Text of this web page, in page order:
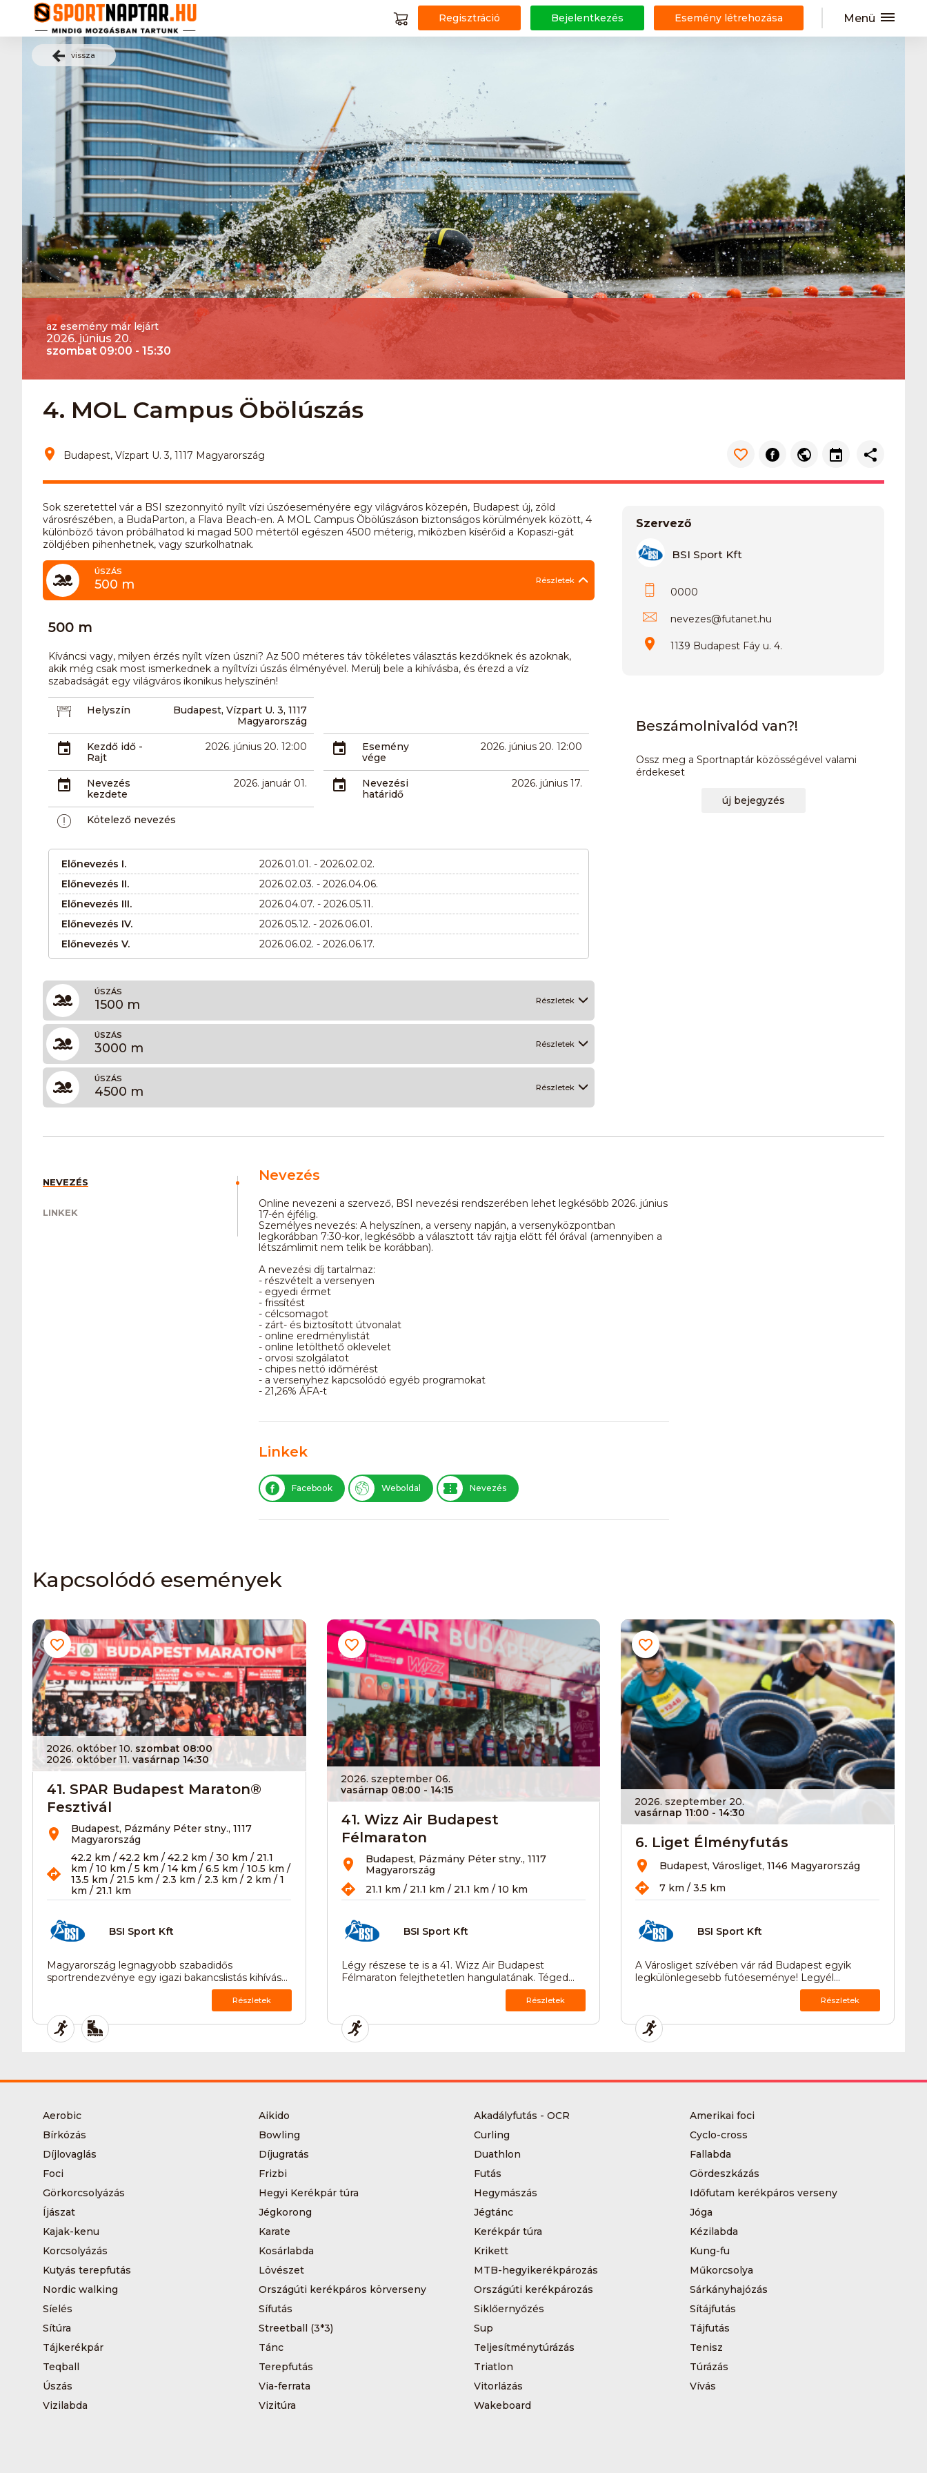
Regisztráció Bejelentkezés Esemény létrehozása Menü
vissza
az esemény már lejárt
2026. június 20.
szombat 09:00 - 15:30
4. MOL Campus Öbölúszás
Budapest, Vízpart U. 3, 1117 Magyarország
Sok szeretettel vár a BSI szezonnyitó nyílt vízi úszóeseményére egy világváros közepén, Budapest új, zöld
városrészében, a BudaParton, a Flava Beach-en. A MOL Campus Öbölúszáson biztonságos körülmények között, 4
különböző távon próbálhatod ki magad 500 métertől egészen 4500 méterig, miközben kísérőid a Kopaszi-gát
zöldjében pihenhetnek, vagy szurkolhatnak.
ÚSZÁS
500 m Részletek
500 m
Kíváncsi vagy, milyen érzés nyílt vízen úszni? Az 500 méteres táv tökéletes választás kezdőknek és azoknak,
akik még csak most ismerkednek a nyíltvízi úszás élményével. Merülj bele a kihívásba, és érezd a víz
szabadságát egy világváros ikonikus helyszínén!
Helyszín
Budapest, Vízpart U. 3, 1117
Magyarország
Kezdő idő -
Rajt
2026. június 20. 12:00
Esemény
vége
2026. június 20. 12:00
Nevezés
kezdete
2026. január 01.
Nevezési
határidő
2026. június 17.
Kötelező nevezés
Előnevezés I.
2026.01.01. - 2026.02.02.
Előnevezés II.
2026.02.03. - 2026.04.06.
Előnevezés III.
2026.04.07. - 2026.05.11.
Előnevezés IV.
2026.05.12. - 2026.06.01.
Előnevezés V.
2026.06.02. - 2026.06.17.
ÚSZÁS
1500 m Részletek
ÚSZÁS
3000 m Részletek
ÚSZÁS
4500 m Részletek
Szervező
BSI Sport Kft
0000
nevezes@futanet.hu
1139 Budapest Fáy u. 4.
Beszámolnivalód van?!
Ossz meg a Sportnaptár közösségével valami
érdekeset
új bejegyzés
NEVEZÉS
LINKEK
Nevezés
Online nevezeni a szervező, BSI nevezési rendszerében lehet legkésőbb 2026. június
17-én éjfélig.
Személyes nevezés: A helyszínen, a verseny napján, a versenyközpontban
legkorábban 7:30-kor, legkésőbb a választott táv rajtja előtt fél órával (amennyiben a
létszámlimit nem telik be korábban).
A nevezési díj tartalmaz:
- részvételt a versenyen
- egyedi érmet
- frissítést
- célcsomagot
- zárt- és biztosított útvonalat
- online eredménylistát
- online letölthető oklevelet
- orvosi szolgálatot
- chipes nettó időmérést
- a versenyhez kapcsolódó egyéb programokat
- 21,26% ÁFA-t
Linkek
Facebook Weboldal Nevezés
Kapcsolódó események
2026. október 10. szombat 08:00
2026. október 11. vasárnap 14:30
41. SPAR Budapest Maraton®
Fesztivál
Budapest, Pázmány Péter stny., 1117
Magyarország
42.2 km / 42.2 km / 42.2 km / 30 km / 21.1
km / 10 km / 5 km / 14 km / 6.5 km / 10.5 km /
13.5 km / 21.5 km / 2.3 km / 2.3 km / 2 km / 1
km / 21.1 km
BSI Sport Kft
Magyarország legnagyobb szabadidős
sportrendezvénye egy igazi bakancslistás kihívás...
Részletek
2026. szeptember 06.
vasárnap 08:00 - 14:15
41. Wizz Air Budapest
Félmaraton
Budapest, Pázmány Péter stny., 1117
Magyarország
21.1 km / 21.1 km / 21.1 km / 10 km
BSI Sport Kft
Légy részese te is a 41. Wizz Air Budapest
Félmaraton felejthetetlen hangulatának. Téged...
Részletek
2026. szeptember 20.
vasárnap 11:00 - 14:30
6. Liget Élményfutás
Budapest, Városliget, 1146 Magyarország
7 km / 3.5 km
BSI Sport Kft
A Városliget szívében vár rád Budapest egyik
legkülönlegesebb futóeseménye! Legyél...
Részletek
Aerobic Aikido Akadályfutás - OCR
Amerikai foci
Bírkózás
Bowling Curling
Cyclo-cross
Díjlovaglás
Díjugratás Duathlon
Fallabda
Foci
Frizbi Futás
Gördeszkázás
Görkorcsolyázás
Hegyi Kerékpár túra Hegymászás
Időfutam kerékpáros verseny
Íjászat
Jégkorong Jégtánc
Jóga
Kajak-kenu
Karate Kerékpár túra
Kézilabda
Korcsolyázás
Kosárlabda Krikett
Kung-fu
Kutyás terepfutás
Lövészet MTB-hegyikerékpározás
Műkorcsolya
Nordic walking
Országúti kerékpáros körverseny Országúti kerékpározás
Sárkányhajózás
Síelés
Sífutás Siklőernyőzés
Sítájfutás
Sítúra
Streetball (3*3) Sup
Tájfutás
Tájkerékpár
Tánc Teljesítménytúrázás
Tenisz
Teqball
Terepfutás Triatlon
Túrázás
Úszás
Via-ferrata Vitorlázás
Vívás
Vizilabda
Vizitúra Wakeboard